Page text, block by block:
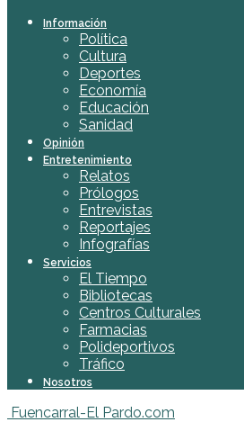
Información
Política
Cultura
Deportes
Economía
Educación
Sanidad
Opinión
Entretenimiento
Relatos
Prólogos
Entrevistas
Reportajes
Infografías
Servicios
El Tiempo
Bibliotecas
Centros Culturales
Farmacias
Polideportivos
Tráfico
Nosotros
Fuencarral-El Pardo.com